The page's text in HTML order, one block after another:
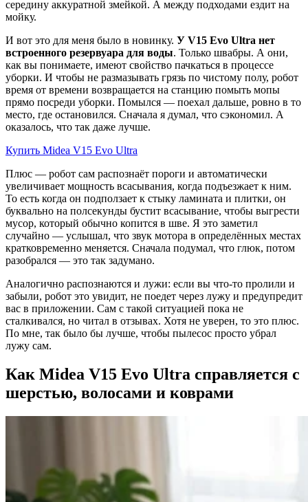
середину аккуратной змейкой. А между подходами ездит на
мойку.
И вот это для меня было в новинку. У V15 Evo Ultra нет
встроенного резервуара для воды. Только швабры. А они,
как вы понимаете, имеют свойство пачкаться в процессе
уборки. И чтобы не размазывать грязь по чистому полу, робот
время от времени возвращается на станцию помыть мопы
прямо посреди уборки. Помылся — поехал дальше, ровно в то
место, где остановился. Сначала я думал, что сэкономил. А
оказалось, что так даже лучше.
Купить Midea V15 Evo Ultra
Плюс — робот сам распознаёт пороги и автоматически
увеличивает мощность всасывания, когда подъезжает к ним.
То есть когда он подползает к стыку ламината и плитки, он
буквально на полсекунды бустит всасывание, чтобы выгрести
мусор, который обычно копится в шве. Я это заметил
случайно — услышал, что звук мотора в определённых местах
кратковременно меняется. Сначала подумал, что глюк, потом
разобрался — это так задумано.
Аналогично распознаются и лужи: если вы что-то пролили и
забыли, робот это увидит, не поедет через лужу и предупредит
вас в приложении. Сам с такой ситуацией пока не
сталкивался, но читал в отзывах. Хотя не уверен, то это плюс.
По мне, так было бы лучше, чтобы пылесос просто убрал
лужу сам.
Как Midea V15 Evo Ultra справляется с
шерстью, волосами и коврами